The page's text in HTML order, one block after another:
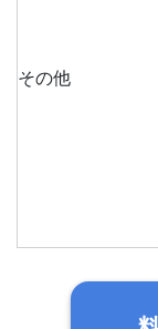
その他